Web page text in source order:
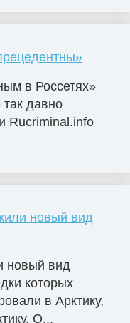
в Россетях»
давно
Rucriminal.info
новый вид
новый вид
которых
в Арктику,
О...